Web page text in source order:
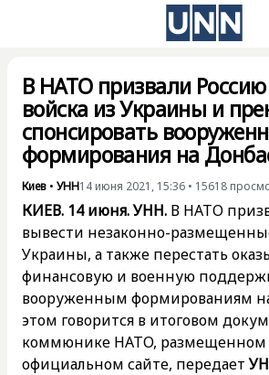
В НАТО призвали
войска из Украины и
спонсировать
формирования на
Киев • УНН14 июня 2021, 15:36 • 15618
КИЕВ. 14 июня. УНН. В НАТО
вывести незаконно-
Украины, а также перестать
финансовую и военную
вооруженным формированиям
этом говорится в итоговом
коммюнике НАТО, размещенном
официальном сайте, передает